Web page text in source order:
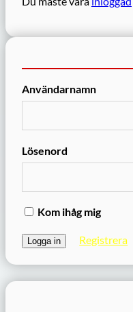
Användarnamn
Lösenord
Kom ihåg mig
Registrera